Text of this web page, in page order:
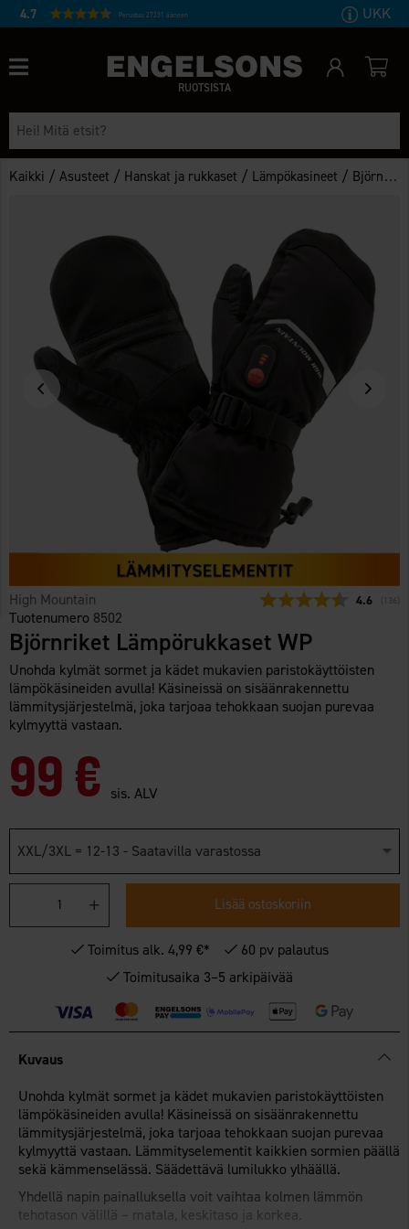
4.7 Perustuu 27231 ääneen UKK
RUOTSISTA
Kaikki /Asusteet / Hanskat ja rukkaset / Lämpökasineet / Björnriket Lämpörukkaset WP
High Mountain
Tuotenumero 8502
4.6 äänet:
136
Björnriket Lämpörukkaset WP
Unohda kylmät sormet ja kädet mukavien paristokäyttöisten
lämpökäsineiden avulla! Käsineissä on sisäänrakennettu
lämmitysjärjestelmä, joka tarjoaa tehokkaan suojan purevaa
kylmyyttä vastaan.
99 € sis. ALV
XXL/3XL = 12-13 - Saatavilla varastossa
Lisää ostoskoriin
Toimitus alk. 4,99 €*
60 pv palautus
Toimitusaika 3–5 arkipäivää
Kuvaus
Unohda kylmät sormet ja kädet mukavien paristokäyttöisten
lämpökäsineiden avulla! Käsineissä on sisäänrakennettu
lämmitysjärjestelmä, joka tarjoaa tehokkaan suojan purevaa
kylmyyttä vastaan. Lämmityselementit kaikkien sormien päällä
sekä kämmenselässä. Säädettävä lumilukko ylhäällä.
Yhdellä napin painalluksella voit vaihtaa kolmen lämmön
tehotason välillä – matala, keskitaso ja korkea.